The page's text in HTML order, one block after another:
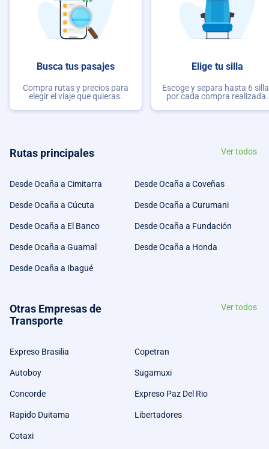
Busca tus pasajes
Compra rutas y precios para
elegir el viaje que quieras.
Elige tu silla
Escoge y separa hasta 6
por cada compra realizada.
Rutas principales Ver todos
Desde Ocaña a Cimitarra Desde Ocaña a Coveñas
Desde Ocaña a Cúcuta Desde Ocaña a Curumani
Desde Ocaña a El Banco Desde Ocaña a Fundación
Desde Ocaña a Guamal Desde Ocaña a Honda
Desde Ocaña a Ibagué
Otras Empresas de
Transporte
Ver todos
Expreso Brasilia Copetran
Autoboy Sugamuxi
Concorde Expreso Paz Del Rio
Rapido Duitama Libertadores
Cotaxi